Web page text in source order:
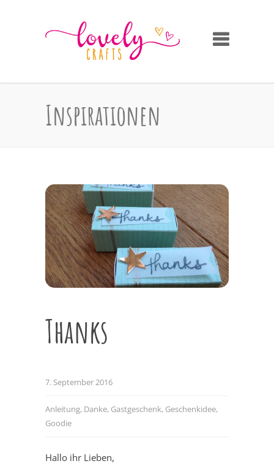
Inspirationen
Thanks
7. September 2016
Anleitung, Danke, Gastgeschenk, Geschenkidee,
Goodie
Hallo ihr Lieben,